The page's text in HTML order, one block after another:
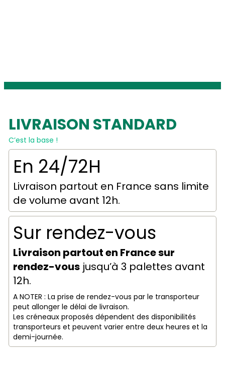
LIVRAISON STANDARD
C’est la base !
En 24/72H
Livraison partout en France sans limite
de volume avant 12h.
Sur rendez-vous
Livraison partout en France sur
rendez-vousjusqu’à 3 palettes avant
12h.
A NOTER : La prise de rendez-vous par le transporteur
peut allonger le délai de livraison.
Les créneaux proposés dépendent des disponibilités
transporteurs et peuvent varier entre deux heures et la
demi-journée.